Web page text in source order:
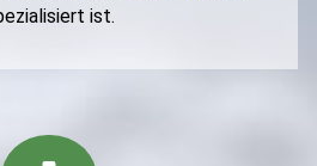
ist.